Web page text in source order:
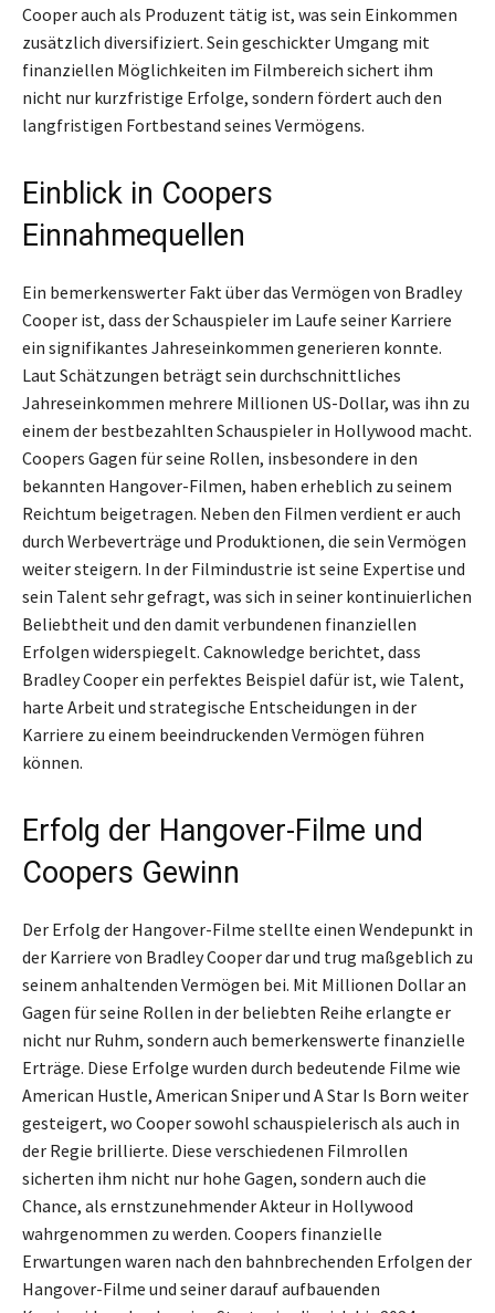
Cooper auch als Produzent tätig ist, was sein Einkommen
zusätzlich diversifiziert. Sein geschickter Umgang mit
finanziellen Möglichkeiten im Filmbereich sichert ihm
nicht nur kurzfristige Erfolge, sondern fördert auch den
langfristigen Fortbestand seines Vermögens.
Einblick in Coopers
Einnahmequellen
Ein bemerkenswerter Fakt über das Vermögen von Bradley
Cooper ist, dass der Schauspieler im Laufe seiner Karriere
ein signifikantes Jahreseinkommen generieren konnte.
Laut Schätzungen beträgt sein durchschnittliches
Jahreseinkommen mehrere Millionen US-Dollar, was ihn zu
einem der bestbezahlten Schauspieler in Hollywood macht.
Coopers Gagen für seine Rollen, insbesondere in den
bekannten Hangover-Filmen, haben erheblich zu seinem
Reichtum beigetragen. Neben den Filmen verdient er auch
durch Werbeverträge und Produktionen, die sein Vermögen
weiter steigern. In der Filmindustrie ist seine Expertise und
sein Talent sehr gefragt, was sich in seiner kontinuierlichen
Beliebtheit und den damit verbundenen finanziellen
Erfolgen widerspiegelt. Caknowledge berichtet, dass
Bradley Cooper ein perfektes Beispiel dafür ist, wie Talent,
harte Arbeit und strategische Entscheidungen in der
Karriere zu einem beeindruckenden Vermögen führen
können.
Erfolg der Hangover-Filme und
Coopers Gewinn
Der Erfolg der Hangover-Filme stellte einen Wendepunkt in
der Karriere von Bradley Cooper dar und trug maßgeblich zu
seinem anhaltenden Vermögen bei. Mit Millionen Dollar an
Gagen für seine Rollen in der beliebten Reihe erlangte er
nicht nur Ruhm, sondern auch bemerkenswerte finanzielle
Erträge. Diese Erfolge wurden durch bedeutende Filme wie
American Hustle, American Sniper und A Star Is Born weiter
gesteigert, wo Cooper sowohl schauspielerisch als auch in
der Regie brillierte. Diese verschiedenen Filmrollen
sicherten ihm nicht nur hohe Gagen, sondern auch die
Chance, als ernstzunehmender Akteur in Hollywood
wahrgenommen zu werden. Coopers finanzielle
Erwartungen waren nach den bahnbrechenden Erfolgen der
Hangover-Filme und seiner darauf aufbauenden